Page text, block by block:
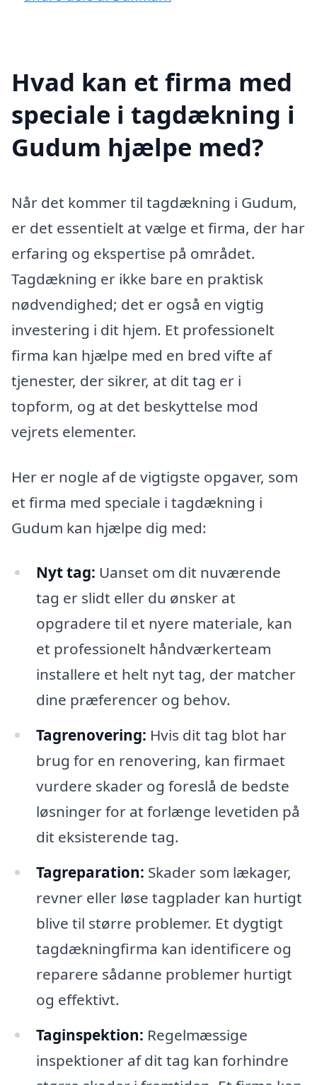
Hvad kan et firma med
speciale i tagdækning i
Gudum hjælpe med?
Når det kommer til tagdækning i Gudum,
er det essentielt at vælge et firma, der har
erfaring og ekspertise på området.
Tagdækning er ikke bare en praktisk
nødvendighed; det er også en vigtig
investering i dit hjem. Et professionelt
firma kan hjælpe med en bred vifte af
tjenester, der sikrer, at dit tag er i
topform, og at det beskyttelse mod
vejrets elementer.
Her er nogle af de vigtigste opgaver, som
et firma med speciale i tagdækning i
Gudum kan hjælpe dig med:
Nyt tag: Uanset om dit nuværende
tag er slidt eller du ønsker at
opgradere til et nyere materiale, kan
et professionelt håndværkerteam
installere et helt nyt tag, der matcher
dine præferencer og behov.
Tagrenovering: Hvis dit tag blot har
brug for en renovering, kan firmaet
vurdere skader og foreslå de bedste
løsninger for at forlænge levetiden på
dit eksisterende tag.
Tagreparation: Skader som lækager,
revner eller løse tagplader kan hurtigt
blive til større problemer. Et dygtigt
tagdækningfirma kan identificere og
reparere sådanne problemer hurtigt
og effektivt.
Taginspektion: Regelmæssige
inspektioner af dit tag kan forhindre